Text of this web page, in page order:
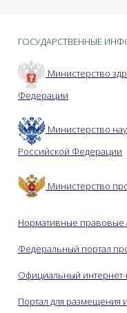
ГОСУДАРСТВЕННЫЕ
Министерство
Федерации
Министерство
Российской Федерации
Министерство
Нормативные правовые
Федеральный портал
Официальный
Портал для